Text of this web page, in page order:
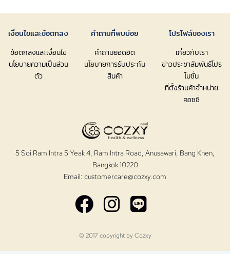
เงื่อนไขและข้อตกลง
ข้อตกลงและเงื่อนไข
นโยบายความเป็นส่วน
ตัว
คำถามที่พบบ่อย
คำถามยอดฮิต
นโยบายการรับประกัน
สินค้า
โปรไฟล์ของเรา
เกี่ยวกับเรา
ข่าวประชาสัมพันธ์โปร
โมชั่น
ที่ตั้งร้านค้าจำหน่าย
คอซซี่
5 Soi Ram Intra 5 Yeak 4, Ram Intra Road, Anusawari, Bang Khen,
Bangkok 10220
Email: customercare@cozxy.com
© 2017 copyright byCozxy